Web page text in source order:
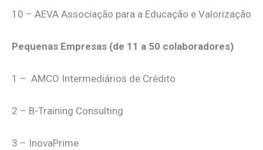
10 – AEVA Associação para a Educação e Valorização
Pequenas Empresas (de 11 a 50 colaboradores)
1 – AMCO Intermediários de Crédito
2 – B-Training Consulting
3 – InovaPrime